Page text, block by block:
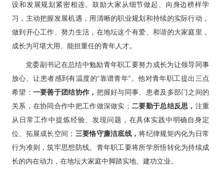
设和发展规划紧密相连。鼓励大家从细节做起、向身边榜样学
习，主动把握发展机遇，用清晰的职业规划和持续的实际行动，
做到开心工作、努力生活，在地坛这个有爱、和谐的大家庭里，
成长为可堪大用、能担重任的青年人才。
党委副书记在总结中勉励青年职工要努力成长为让领导同事
放心、让患者感到有温度的“靠谱青年”。他对青年职工提出三点
希望： 一要善于团结协作， 把握好与同事、患者及多部门之间的
关系，在协同合作中把工作做深做实； 二要勤于总结反思， 注重
从日常工作中提炼经验、发现问题，在具体实践中明确自身定
位、拓展成长空间； 三要恪守廉洁底线，将纪律规矩内化为日常
行为准则，筑牢思想防线。青年职工要将所学所悟转化为持续成
长的内在动力，在地坛大家庭中脚踏实地、建功立业。